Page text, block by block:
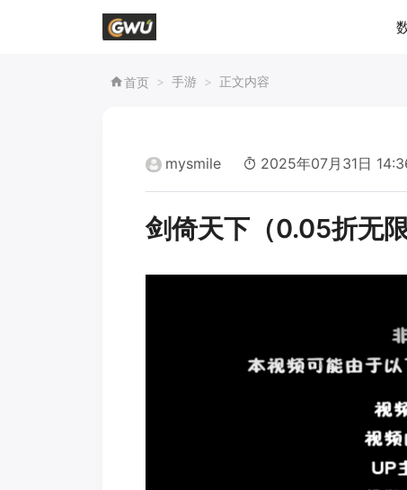
首页 手游 正文内容
mysmile 2025年07月31日
剑倚天下（0.05折无限